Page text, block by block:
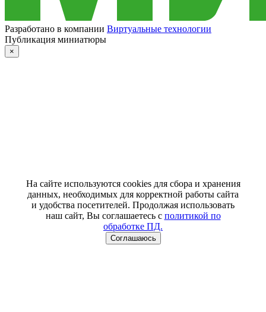
Разработано в компании Виртуальные технологии
Публикация миниатюры
×
На сайте используются cookies для сбора и хранения
данных, необходимых для корректной работы сайта
и удобства посетителей. Продолжая использовать
наш сайт, Вы соглашаетесь с политикой по
обработке ПД.
Соглашаюсь